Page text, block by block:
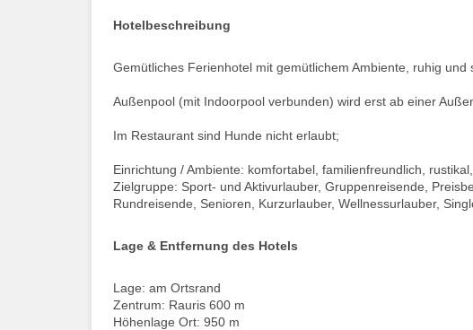
Hotelbeschreibung
Gemütliches Ferienhotel mit gemütlichem Ambiente, ruhig
Außenpool (mit Indoorpool verbunden) wird erst ab einer
Im Restaurant sind Hunde nicht erlaubt;
Einrichtung / Ambiente: komfortabel, familienfreundlich,
Zielgruppe: Sport- und Aktivurlauber, Gruppenreisende,
Rundreisende, Senioren, Kurzurlauber, Wellnessurlauber,
Lage & Entfernung des Hotels
Lage: am Ortsrand
Zentrum: Rauris 600 m
Höhenlage Ort: 950 m